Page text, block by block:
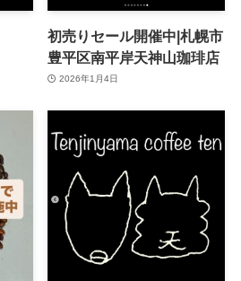
初売りセール開催中|札幌市
豊平区南平岸天神山珈琲店
2026年1月4日